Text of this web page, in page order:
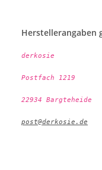
Herstellerangaben
derkosie
Postfach 1219
22934 Bargteheide
post@derkosie.de